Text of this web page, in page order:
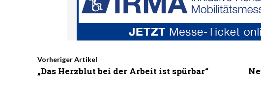
Vorheriger Artikel
„Das Herzblut bei der Arbeit ist spürbar“